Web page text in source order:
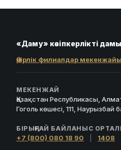
«Даму» кәсіпкерлікті
Өңірлік филиалдар мекенжайы
МЕКЕНЖАЙ
Қазақстан Республикасы,
Гоголь көшесі, 111, Наурызбай
БІРЫҢҒАЙ БАЙЛАНЫС
+7 (800) 080 18 90 1408